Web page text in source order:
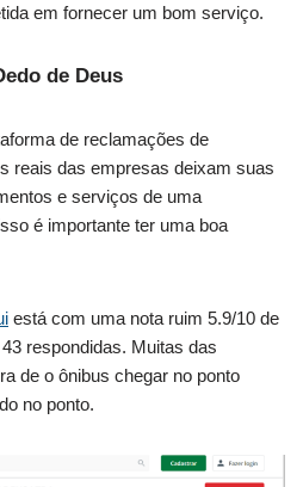
em fornecer um bom serviço.
de Deus
de reclamações de
reais das empresas deixam suas
e serviços de uma
é importante ter uma boa
está com uma nota ruim 5.9/10 de
respondidas. Muitas das
de o ônibus chegar no ponto
no ponto.